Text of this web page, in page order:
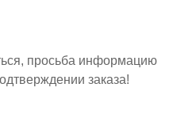
просьба информацию
заказа!